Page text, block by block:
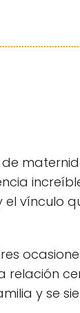
de
el vínculo
relación
y se